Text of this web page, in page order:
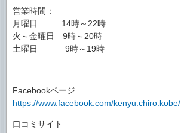
営業時間：
月曜日 14時～22時
火～金曜日 9時～20時
土曜日 9時～19時
Facebookページ
https://www.facebook.com/kenyu.chiro.kobe/
口コミサイト